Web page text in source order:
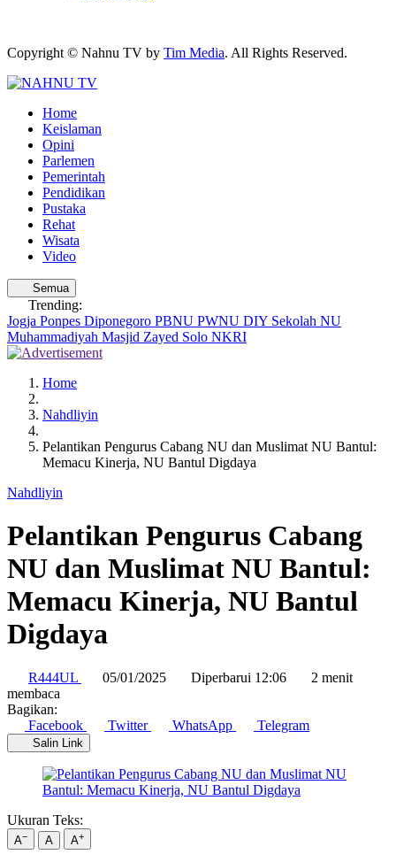
Copyright © Nahnu TV by Tim Media. All Rights Reserved.
Home
Keislaman
Opini
Parlemen
Pemerintah
Pendidikan
Pustaka
Rehat
Wisata
Video
Semua
Trending:
Jogja Ponpes Diponegoro PBNU PWNU DIY Sekolah NU
Muhammadiyah Masjid Zayed Solo NKRI
Home
Nahdliyin
Pelantikan Pengurus Cabang NU dan Muslimat NU Bantul:
Memacu Kinerja, NU Bantul Digdaya
Nahdliyin
Pelantikan Pengurus Cabang
NU dan Muslimat NU Bantul:
Memacu Kinerja, NU Bantul
Digdaya
R444UL 05/01/2025 Diperbarui 12:06
2 menit
membaca
Bagikan:
Facebook
Twitter WhatsApp Telegram
Salin Link
Ukuran Teks:
A− A A+